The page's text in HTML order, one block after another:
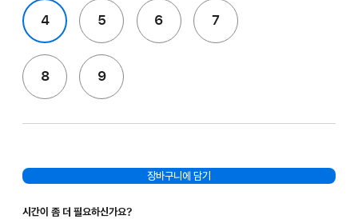
4 5 6 7
8 9
장바구니에 담기
시간이 좀 더 필요하신가요?